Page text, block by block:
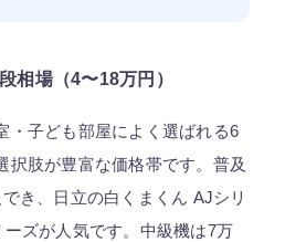
相場（4〜18万円）
・子ども部屋によく選ばれる6
択肢が豊富な価格帯です。普及
き、日立の白くまくん AJシリ
ズが人気です。中級機は7万